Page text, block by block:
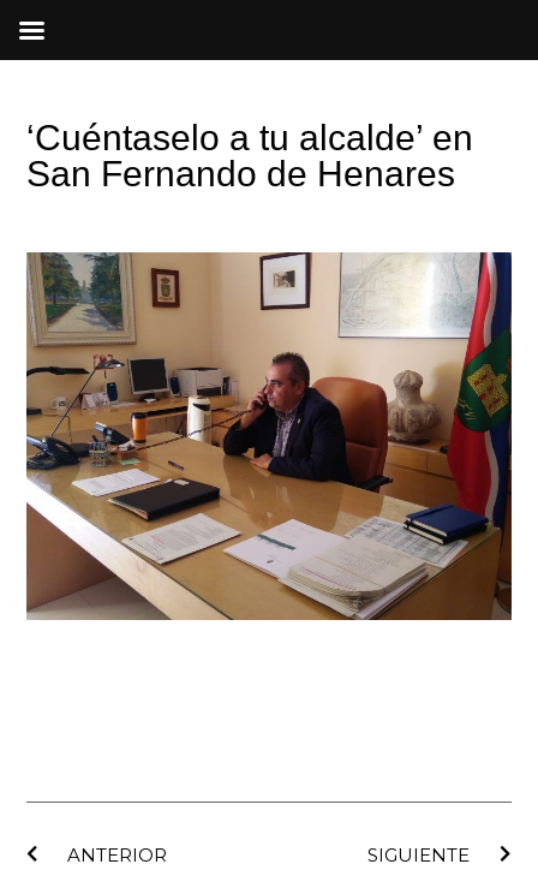
‘Cuéntaselo a tu alcalde’ en
San Fernando de Henares
ANTERIOR
SIGUIENTE